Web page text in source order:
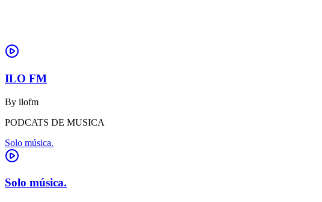
ILO FM
By ilofm
PODCATS DE MUSICA
Solo música.
Solo música.